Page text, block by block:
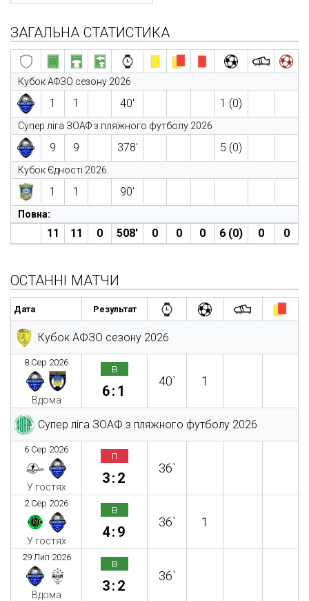
ЗАГАЛЬНА СТАТИСТИКА
Кубок АФЗО сезону 2026
1 1 40′ 1 (0)
Супер ліга ЗОАФ з пляжного футболу 2026
9 9 378′ 5 (0)
Кубок Єдності 2026
1 1 90′
Повна:
11 11 0 508′ 0 0 0 6 (0) 0 0
ОСТАННІ МАТЧИ
Дата Результат
Кубок АФЗО сезону 2026
8 Сер 2026
Вдома
в
6:1
40` 1
Супер ліга ЗОАФ з пляжного футболу 2026
6 Сер 2026
У гостях
п
3:2
36`
2 Сер 2026
У гостях
в
4:9
36` 1
29 Лип 2026
Вдома
в
3:2
36`